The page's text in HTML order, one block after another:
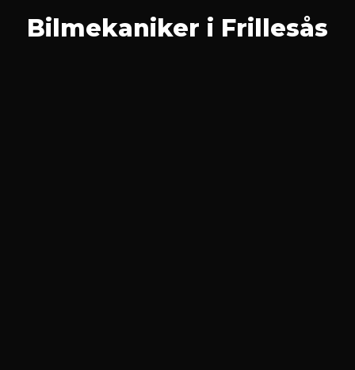
Bilmekaniker i Frillesås